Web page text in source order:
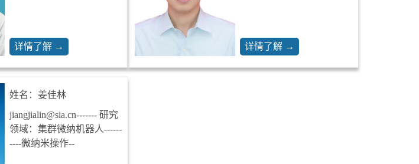
详情了解 → 详情了解 →
姓名：姜佳林
jiangjialin@sia.cn------- 研究
领域：集群微纳机器人------
----微纳米操作--